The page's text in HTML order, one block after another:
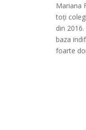
Mariana
toți
din
baza
foarte